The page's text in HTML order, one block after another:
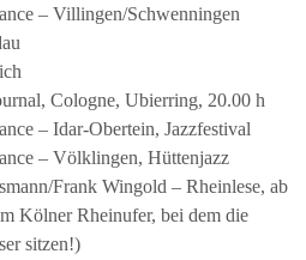
– Villingen/Schwenningen
Cologne, Ubierring, 20.00 h
– Idar-Obertein, Jazzfestival
– Völklingen, Hüttenjazz
Frank Wingold – Rheinlese, ab
Kölner Rheinufer, bei dem die
sitzen!)